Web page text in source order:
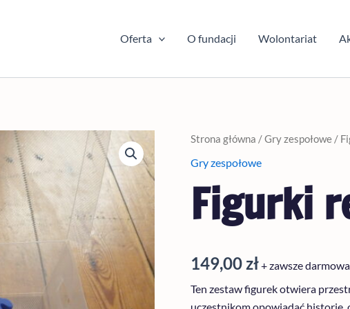
Oferta O fundacji Wolontariat
Strona główna /Gry zespołowe /
Gry zespołowe
Figurki
149,00 zł+ zawsze
Ten zestaw figurek otwiera
uczestnikom opowiadać historie,
ilość
refleksyjne